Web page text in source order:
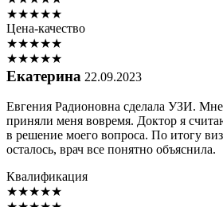
★★★★★
Цена-качество
★★★★★
★★★★★
Екатерина 22.09.2023
Евгения Радионовна сделала УЗИ. Мне
приняли меня вовремя. Доктор я
в решение моего вопроса. По итогу
осталось, врач все понятно объяснила.
Квалификация
★★★★★